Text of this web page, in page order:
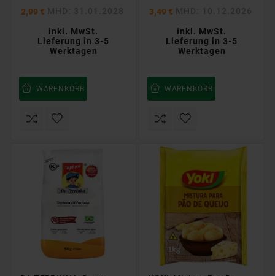
2,99 €
inkl. MwSt.
Lieferung in 3-5
Werktagen
WARENKORB
3,49 €
inkl. MwSt.
Lieferung in 3-5
Werktagen
WARENKORB